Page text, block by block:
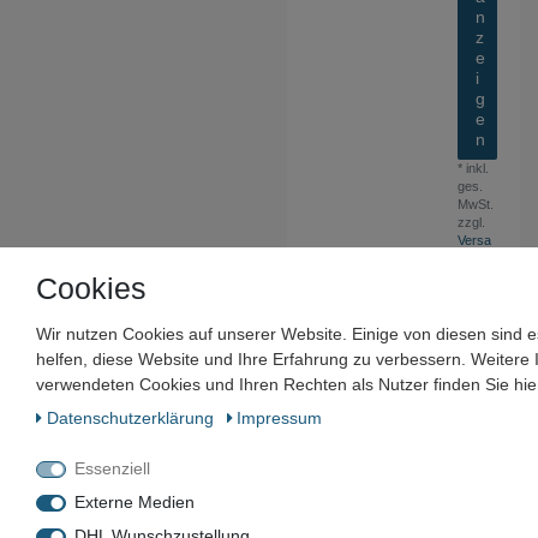
n
z
e
i
g
e
n
* inkl.
ges.
MwSt.
zzgl.
Versa
Unternehmen
Maschinen und Werkzeuge Benad GmbH & Co. KG
99625 Kölleda
Deutschland
Cookies
Wir nutzen Cookies auf unserer Website. Einige von diesen sind
helfen, diese Website und Ihre Erfahrung zu verbessern.
verwendeten Cookies und Ihren Rechten als Nutzer finden Sie
Daten­schutz­erklärung
Impressum
Essenziell
Externe Medien